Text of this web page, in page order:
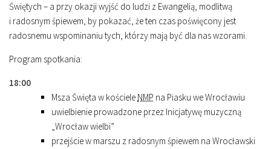
Świętych – a przy okazji wyjść do ludzi z Ewangelią, modlitwą
i radosnym śpiewem, by pokazać, że ten czas poświęcony jest
radosnemu wspominaniu tych, którzy mają być dla nas wzorami.
Program spotkania:
18:00
Msza Święta w kościele NMP na Piasku we Wrocławiu
uwielbienie prowadzone przez Inicjatywę muzyczną
„Wrocław wielbi”
przejście w marszu z radosnym śpiewem na Wrocławski